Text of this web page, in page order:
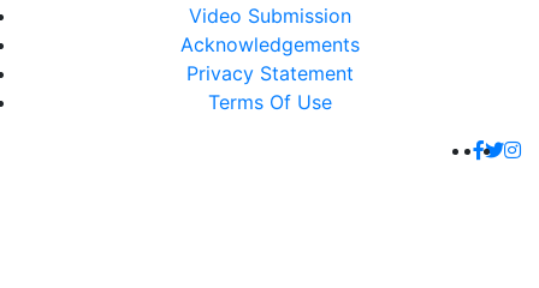
Video Submission
Acknowledgements
Privacy Statement
Terms Of Use